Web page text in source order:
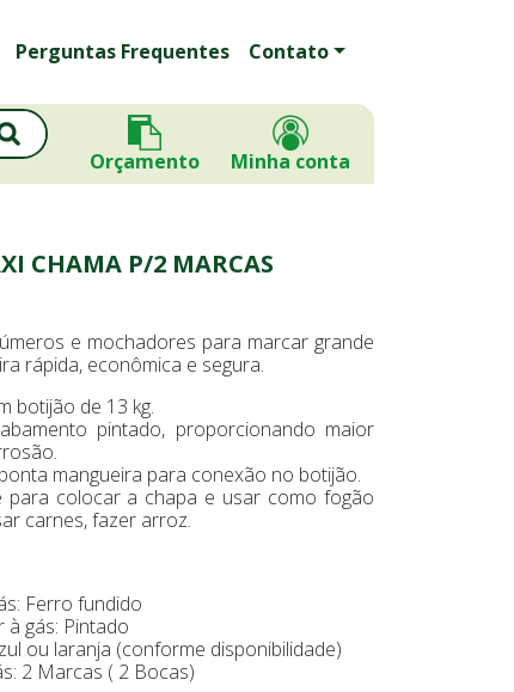
Perguntas Frequentes Contato
Orçamento Minha conta
CHAMA P/2 MARCAS
e mochadores para marcar grande
rápida, econômica e segura.
botijão de 13 kg.
pintado, proporcionando maior
mangueira para conexão no botijão.
para colocar a chapa e usar como fogão
carnes, fazer arroz.
Ferro fundido
gás: Pintado
ou laranja (conforme disponibilidade)
2 Marcas ( 2 Bocas)